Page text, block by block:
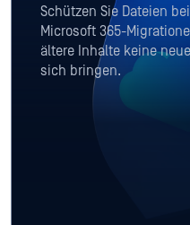
Schützen Sie Dateien
Microsoft 365-
ältere Inhalte keine
sich bringen.